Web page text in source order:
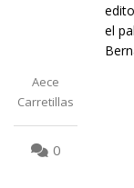
Aece
Carretillas
0
el